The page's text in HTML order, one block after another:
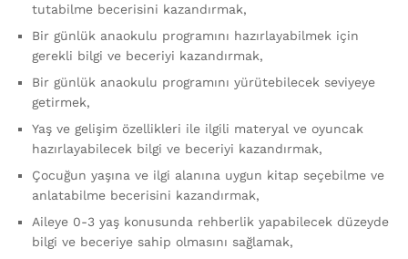
tutabilme becerisini kazandırmak,
Bir günlük anaokulu programını hazırlayabilmek için
gerekli bilgi ve beceriyi kazandırmak,
Bir günlük anaokulu programını yürütebilecek seviyeye
getirmek,
Yaş ve gelişim özellikleri ile ilgili materyal ve oyuncak
hazırlayabilecek bilgi ve beceriyi kazandırmak,
Çocuğun yaşına ve ilgi alanına uygun kitap seçebilme ve
anlatabilme becerisini kazandırmak,
Aileye 0-3 yaş konusunda rehberlik yapabilecek düzeyde
bilgi ve beceriye sahip olmasını sağlamak,